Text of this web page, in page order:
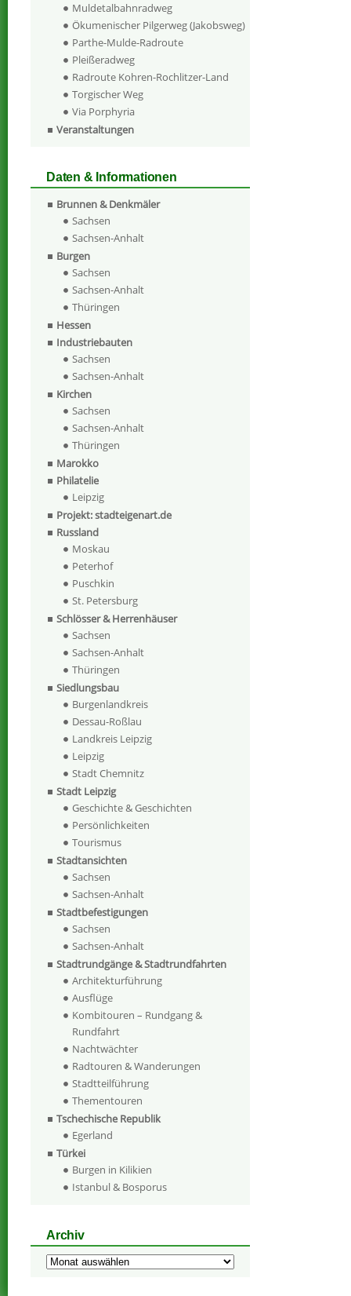
Muldetalbahnradweg
Ökumenischer Pilgerweg (Jakobsweg)
Parthe-Mulde-Radroute
Pleißeradweg
Radroute Kohren-Rochlitzer-Land
Torgischer Weg
Via Porphyria
Veranstaltungen
Daten & Informationen
Brunnen & Denkmäler
Sachsen
Sachsen-Anhalt
Burgen
Sachsen
Sachsen-Anhalt
Thüringen
Hessen
Industriebauten
Sachsen
Sachsen-Anhalt
Kirchen
Sachsen
Sachsen-Anhalt
Thüringen
Marokko
Philatelie
Leipzig
Projekt: stadteigenart.de
Russland
Moskau
Peterhof
Puschkin
St. Petersburg
Schlösser & Herrenhäuser
Sachsen
Sachsen-Anhalt
Thüringen
Siedlungsbau
Burgenlandkreis
Dessau-Roßlau
Landkreis Leipzig
Leipzig
Stadt Chemnitz
Stadt Leipzig
Geschichte & Geschichten
Persönlichkeiten
Tourismus
Stadtansichten
Sachsen
Sachsen-Anhalt
Stadtbefestigungen
Sachsen
Sachsen-Anhalt
Stadtrundgänge & Stadtrundfahrten
Architekturführung
Ausflüge
Kombitouren – Rundgang &
Rundfahrt
Nachtwächter
Radtouren & Wanderungen
Stadtteilführung
Thementouren
Tschechische Republik
Egerland
Türkei
Burgen in Kilikien
Istanbul & Bosporus
Archiv
Archiv